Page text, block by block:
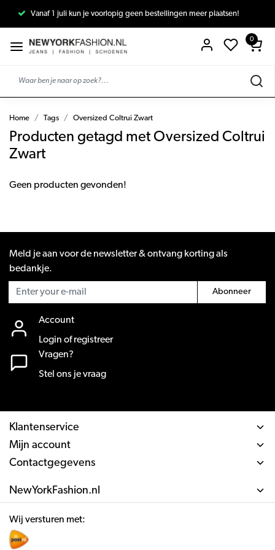
Vanaf 1 juli kun je voorlopig geen bestellingen meer plaatsen!
0
Home Tags Oversized Coltrui Zwart
Producten getagd met Oversized Coltrui
Zwart
Geen producten gevonden!
Meld je aan voor de newsletter & ontvang korting als
bedankje.
Abonneer
Account
Login of registreer
Vragen?
Stel ons je vraag
Klantenservice
Mijn account
Contactgegevens
NewYorkFashion.nl
Wij versturen met: